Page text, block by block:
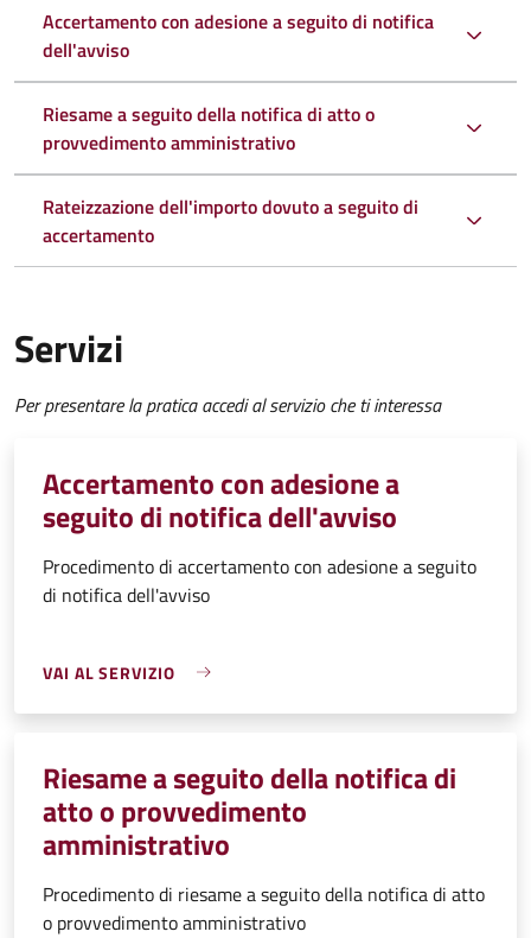
Accertamento con adesione a seguito di notifica
dell'avviso
Riesame a seguito della notifica di atto o
provvedimento amministrativo
Rateizzazione dell'importo dovuto a seguito di
accertamento
Servizi
Per presentare la pratica accedi al servizio che ti interessa
Accertamento con adesione a
seguito di notifica dell'avviso
Procedimento di accertamento con adesione a seguito
di notifica dell'avviso
VAI AL SERVIZIO
Riesame a seguito della notifica di
atto o provvedimento
amministrativo
Procedimento di riesame a seguito della notifica di atto
o provvedimento amministrativo